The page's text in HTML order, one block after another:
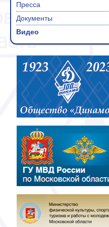
Пресса
Документы
Видео